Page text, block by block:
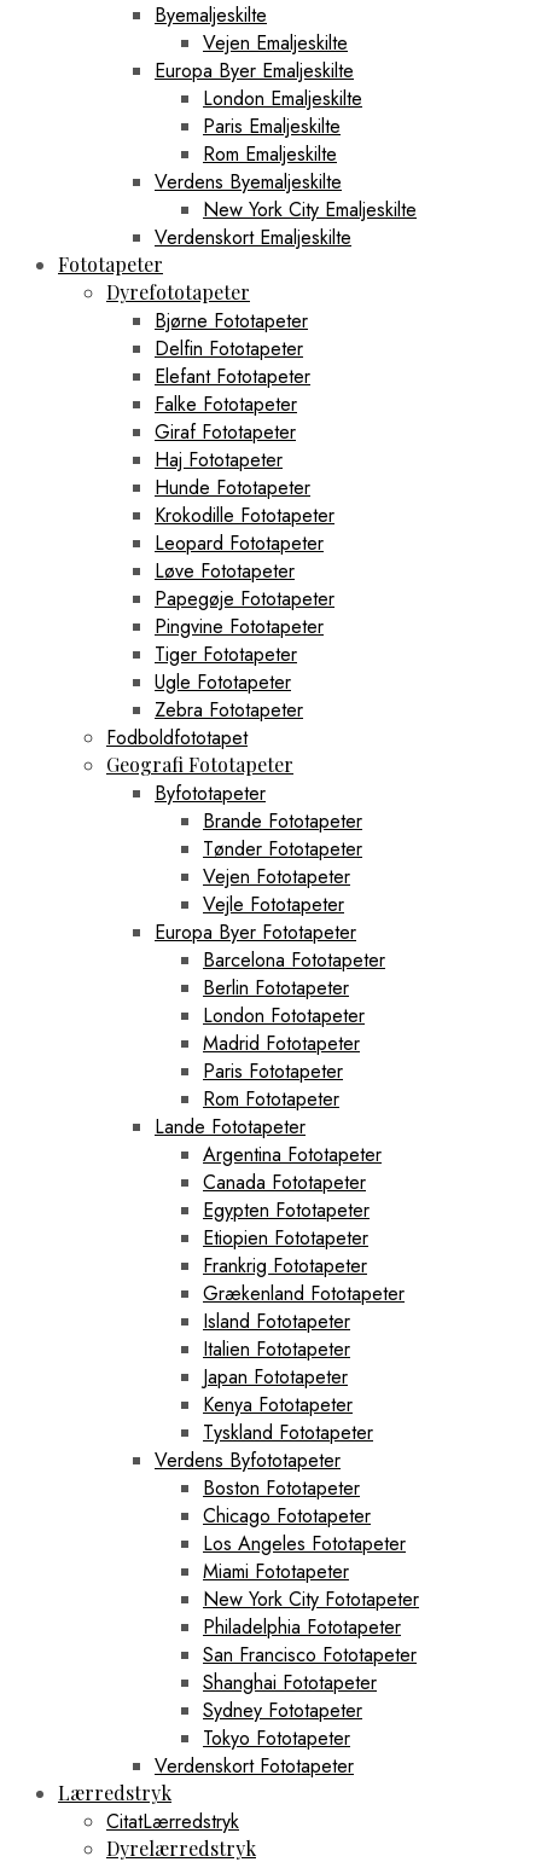
Byemaljeskilte
Vejen Emaljeskilte
Europa Byer Emaljeskilte
London Emaljeskilte
Paris Emaljeskilte
Rom Emaljeskilte
Verdens Byemaljeskilte
New York City Emaljeskilte
Verdenskort Emaljeskilte
Fototapeter
Dyrefototapeter
Bjørne Fototapeter
Delfin Fototapeter
Elefant Fototapeter
Falke Fototapeter
Giraf Fototapeter
Haj Fototapeter
Hunde Fototapeter
Krokodille Fototapeter
Leopard Fototapeter
Løve Fototapeter
Papegøje Fototapeter
Pingvine Fototapeter
Tiger Fototapeter
Ugle Fototapeter
Zebra Fototapeter
Fodboldfototapet
Geografi Fototapeter
Byfototapeter
Brande Fototapeter
Tønder Fototapeter
Vejen Fototapeter
Vejle Fototapeter
Europa Byer Fototapeter
Barcelona Fototapeter
Berlin Fototapeter
London Fototapeter
Madrid Fototapeter
Paris Fototapeter
Rom Fototapeter
Lande Fototapeter
Argentina Fototapeter
Canada Fototapeter
Egypten Fototapeter
Etiopien Fototapeter
Frankrig Fototapeter
Grækenland Fototapeter
Island Fototapeter
Italien Fototapeter
Japan Fototapeter
Kenya Fototapeter
Tyskland Fototapeter
Verdens Byfototapeter
Boston Fototapeter
Chicago Fototapeter
Los Angeles Fototapeter
Miami Fototapeter
New York City Fototapeter
Philadelphia Fototapeter
San Francisco Fototapeter
Shanghai Fototapeter
Sydney Fototapeter
Tokyo Fototapeter
Verdenskort Fototapeter
Lærredstryk
CitatLærredstryk
Dyrelærredstryk